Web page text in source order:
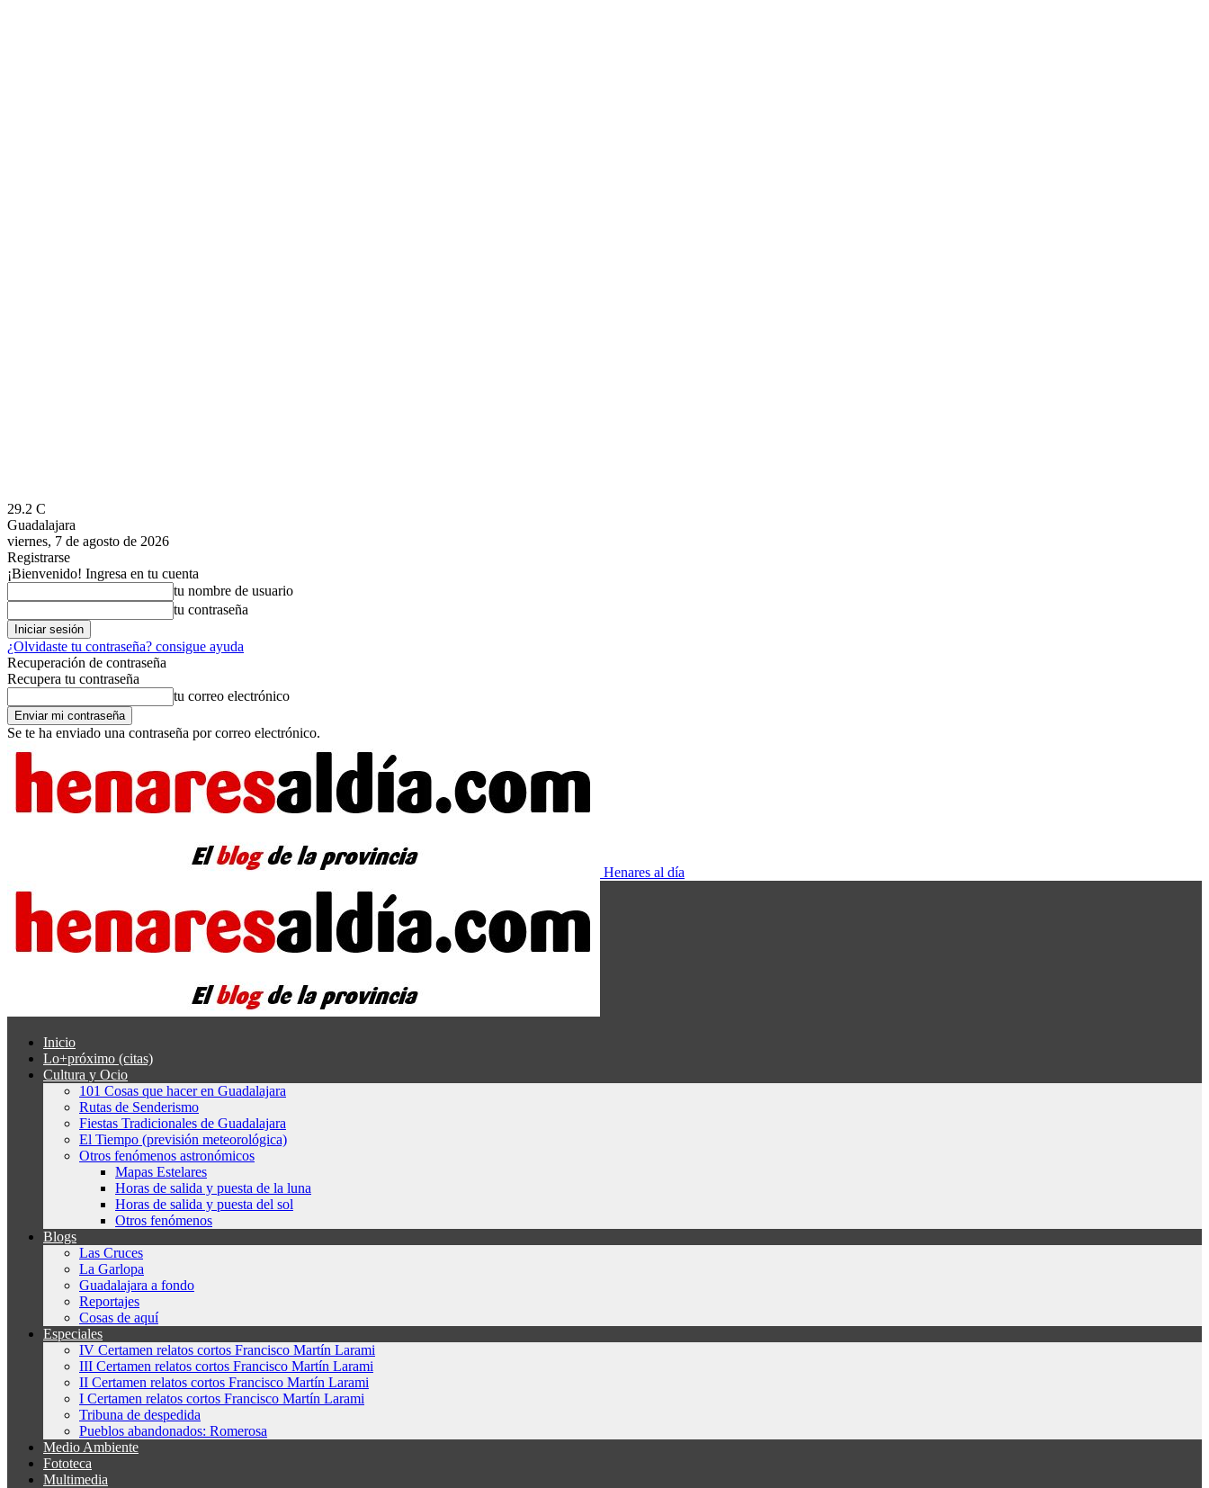
29.2 C
Guadalajara
viernes, 7 de agosto de 2026
Registrarse
¡Bienvenido! Ingresa en tu cuenta
tu nombre de usuario
tu contraseña
¿Olvidaste tu contraseña? consigue ayuda
Recuperación de contraseña
Recupera tu contraseña
tu correo electrónico
Se te ha enviado una contraseña por correo electrónico.
Henares al día
Inicio
Lo+próximo (citas)
Cultura y Ocio
101 Cosas que hacer en Guadalajara
Rutas de Senderismo
Fiestas Tradicionales de Guadalajara
El Tiempo (previsión meteorológica)
Otros fenómenos astronómicos
Mapas Estelares
Horas de salida y puesta de la luna
Horas de salida y puesta del sol
Otros fenómenos
Blogs
Las Cruces
La Garlopa
Guadalajara a fondo
Reportajes
Cosas de aquí
Especiales
IV Certamen relatos cortos Francisco Martín Larami
III Certamen relatos cortos Francisco Martín Larami
II Certamen relatos cortos Francisco Martín Larami
I Certamen relatos cortos Francisco Martín Larami
Tribuna de despedida
Pueblos abandonados: Romerosa
Medio Ambiente
Fototeca
Multimedia